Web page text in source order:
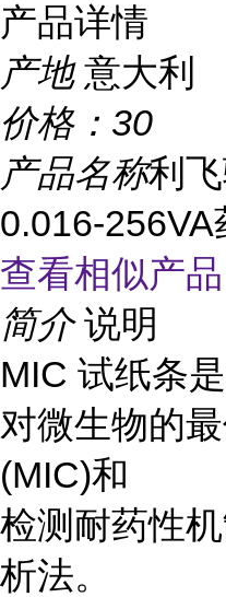
产品详情
产地 意大利
价格： 30
产品名称利
0.016-
查看相似产
简介 说明
MIC 试纸条
对微生物的
(MIC)和
检测耐药性
析法。